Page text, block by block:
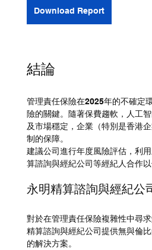
Download Report
結論
管理責任保險在2025年的不確定
險的關鍵。隨著保費趨軟，人工
及市場穩定，企業（特別是香港
制的保障。
建議公司進行年度風險評估，利
算諮詢與經紀公司等經紀人合作以
永明精算諮詢與經紀公
對於在管理責任保險複雜性中尋
精算諮詢與經紀公司提供無與倫
的解決方案。